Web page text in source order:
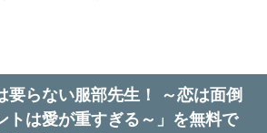
要らない服部先生！ ～恋は面倒
トは愛が重すぎる～」を無料で